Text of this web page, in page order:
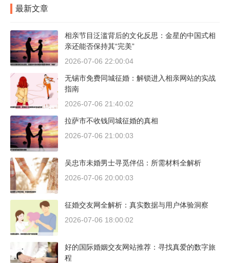
最新文章
相亲节目泛滥背后的文化反思：金星的中国式相
亲还能否保持其“完美”
2026-07-06 22:00:04
无锡市免费同城征婚：解锁进入相亲网站的实战
指南
2026-07-06 21:40:02
拉萨市不收钱同城征婚的真相
2026-07-06 21:00:03
吴忠市未婚男士寻觅伴侣：所需材料全解析
2026-07-06 20:00:03
征婚交友网全解析：真实数据与用户体验洞察
2026-07-06 18:00:02
好的国际婚姻交友网站推荐：寻找真爱的数字旅
程